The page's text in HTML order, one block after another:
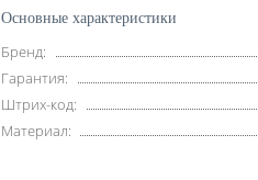
Основные характеристики
Бренд:
Гарантия:
Штрих-код:
Материал: